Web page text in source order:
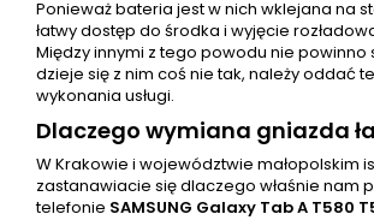
Ponieważ bateria jest w nich wklejana na
łatwy dostęp do środka i wyjęcie
Między innymi z tego powodu nie
dzieje się z nim coś nie tak, należy oddać
wykonania usługi.
Dlaczego wymiana gniazda
W Krakowie i województwie małopolskim
zastanawiacie się dlaczego właśnie nam
telefonie SAMSUNG Galaxy Tab A T580